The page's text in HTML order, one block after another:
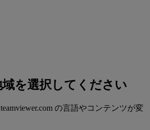
を選択してください
の言語やコンテンツが変